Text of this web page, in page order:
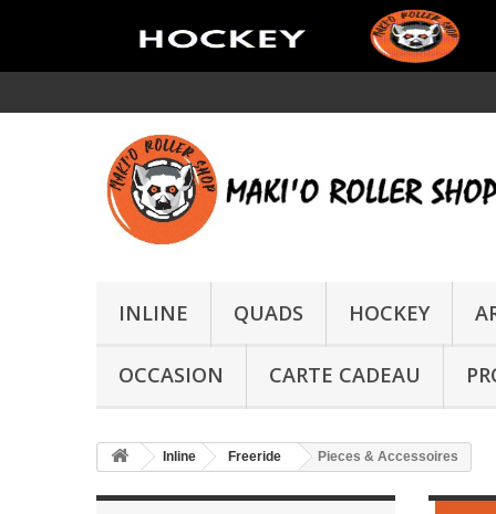
INLINE QUADS HOCKEY
OCCASION CARTE CADEAU
Inline Freeride Pieces & Accessoires